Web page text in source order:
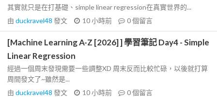
其實就只是在打基礎、simple linear regression在真實世界的...
由 duckravel48 發文 10 小時前 0個留言
[Machine Learning A-Z [2026] ] 學習筆記 Day4 - Simple
Linear Regression
經過一個周末發現需要一些調整XD 周末反而比較忙碌，以後就打算
周間發文了~雖然是...
由 duckravel48 發文 10 小時前 0個留言